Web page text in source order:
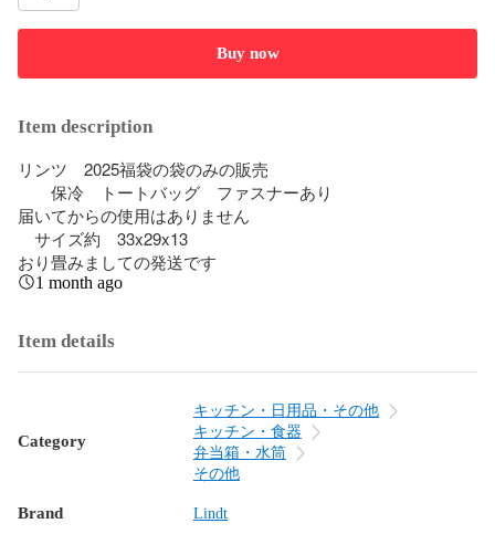
Buy now
Item description
リンツ　2025福袋の袋のみの販売
保冷　トートバッグ　ファスナーあり
届いてからの使用はありません
サイズ約　33x29x13
おり畳みましての発送です
1 month ago
Item details
Category
キッチン・日用品・その他
キッチン・食器
弁当箱・水筒
その他
Brand Lindt